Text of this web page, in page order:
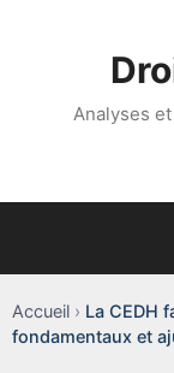
Analyses
Accueil › La CEDH
fondamentaux et